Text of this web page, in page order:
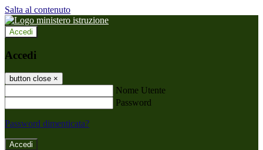
Salta al contenuto
Accedi
Accedi
button close ×
Nome Utente
Password
Password dimenticata?